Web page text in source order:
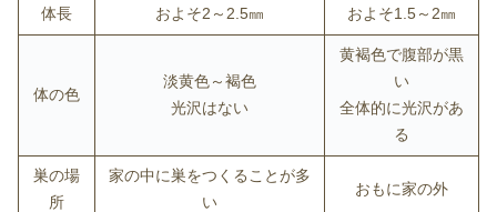
体長 およそ2～2.5㎜ およそ1.5～2㎜
体の色
淡黄色～褐色
光沢はない
黄褐色で腹部が黒
い
全体的に光沢があ
る
巣の場
所
家の中に巣をつくることが多
い
おもに家の外